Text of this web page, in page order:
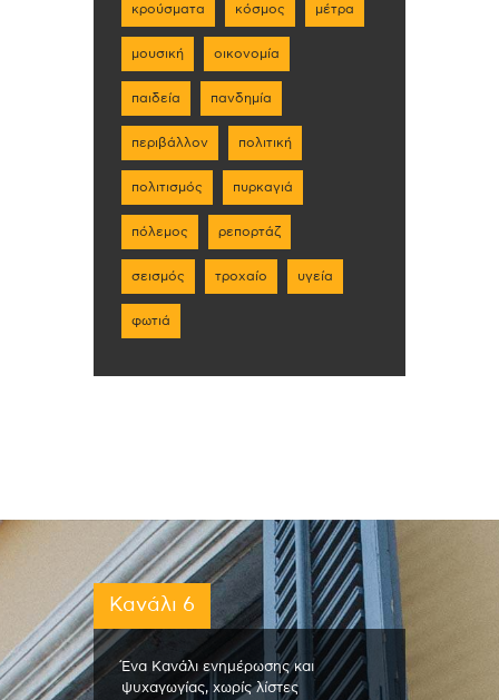
κρούσματα κόσμος μέτρα
μουσική οικονομία
παιδεία πανδημία
περιβάλλον πολιτική
πολιτισμός πυρκαγιά
πόλεμος ρεπορτάζ
σεισμός τροχαίο υγεία
φωτιά
Κανάλι 6
Ένα Κανάλι ενημέρωσης και
ψυχαγωγίας, χωρίς λίστες